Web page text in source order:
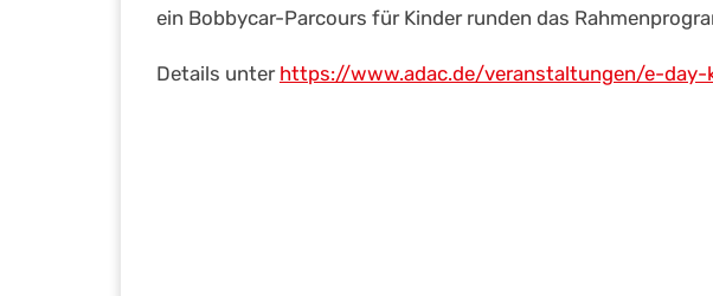
ein Bobbycar-Parcours für Kinder runden das
Details unter https://www.adac.de/veranstaltungen/e-day-